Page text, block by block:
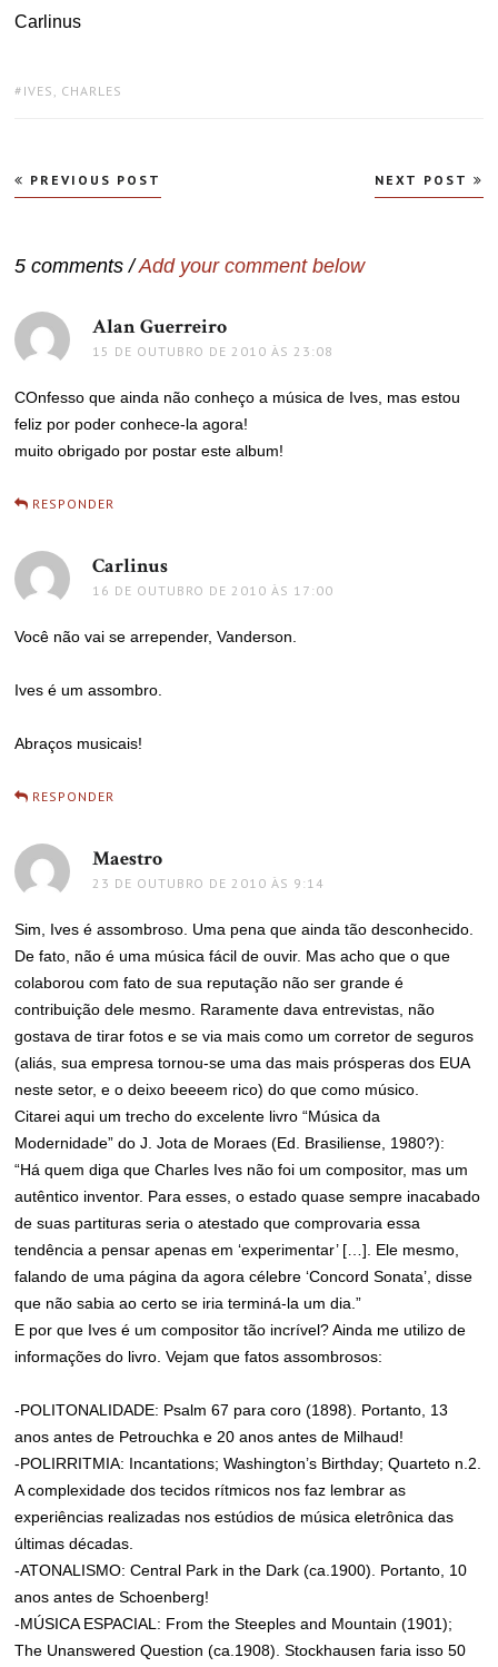
Carlinus
TAGS:
IVES, CHARLES
Navegação
de
PREVIOUS POST NEXT POST
5 comments /Add your comment below
Alan Guerreiro
15 DE OUTUBRO DE 2010 ÀS 23:08
COnfesso que ainda não conheço a música de Ives, mas estou
feliz por poder conhece-la agora!
muito obrigado por postar este album!
RESPONDER
Carlinus
16 DE OUTUBRO DE 2010 ÀS 17:00
Você não vai se arrepender, Vanderson.
Ives é um assombro.
Abraços musicais!
RESPONDER
Maestro
23 DE OUTUBRO DE 2010 ÀS 9:14
Sim, Ives é assombroso. Uma pena que ainda tão desconhecido.
De fato, não é uma música fácil de ouvir. Mas acho que o que
colaborou com fato de sua reputação não ser grande é
contribuição dele mesmo. Raramente dava entrevistas, não
gostava de tirar fotos e se via mais como um corretor de seguros
(aliás, sua empresa tornou-se uma das mais prósperas dos EUA
neste setor, e o deixo beeeem rico) do que como músico.
Citarei aqui um trecho do excelente livro “Música da
Modernidade” do J. Jota de Moraes (Ed. Brasiliense, 1980?):
“Há quem diga que Charles Ives não foi um compositor, mas um
autêntico inventor. Para esses, o estado quase sempre inacabado
de suas partituras seria o atestado que comprovaria essa
tendência a pensar apenas em ‘experimentar’ […]. Ele mesmo,
falando de uma página da agora célebre ‘Concord Sonata’, disse
que não sabia ao certo se iria terminá-la um dia.”
E por que Ives é um compositor tão incrível? Ainda me utilizo de
informações do livro. Vejam que fatos assombrosos:
-POLITONALIDADE: Psalm 67 para coro (1898). Portanto, 13
anos antes de Petrouchka e 20 anos antes de Milhaud!
-POLIRRITMIA: Incantations; Washington’s Birthday; Quarteto n.2.
A complexidade dos tecidos rítmicos nos faz lembrar as
experiências realizadas nos estúdios de música eletrônica das
últimas décadas.
-ATONALISMO: Central Park in the Dark (ca.1900). Portanto, 10
anos antes de Schoenberg!
-MÚSICA ESPACIAL: From the Steeples and Mountain (1901);
The Unanswered Question (ca.1908). Stockhausen faria isso 50